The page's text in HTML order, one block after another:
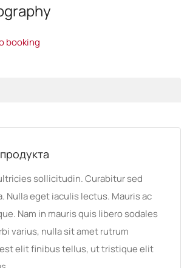
booking
sollicitudin. Curabitur sed
Nulla eget iaculis lectus. Mauris ac
Nam in mauris quis libero sodales
varius, nulla sit amet rutrum
elit finibus tellus, ut tristique elit